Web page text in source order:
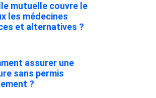
mutuelle couvre le
les médecines
et alternatives ?
assurer une
sans permis
?